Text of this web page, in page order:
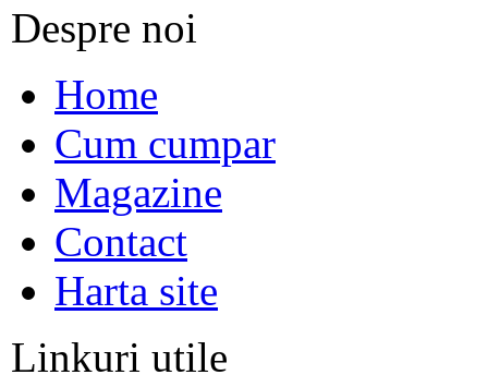
Despre noi
Home
Cum cumpar
Magazine
Contact
Harta site
Linkuri utile